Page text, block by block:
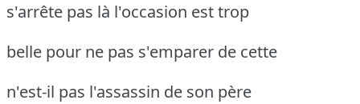
s'arrête pas là l'occasion est trop
belle pour ne pas s'emparer de cette
n'est-il pas l'assassin de son père